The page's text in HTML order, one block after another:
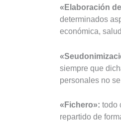
«Elaboración
determinados
económica,
siempre que
personales no
«Fichero»: todo
repartido de